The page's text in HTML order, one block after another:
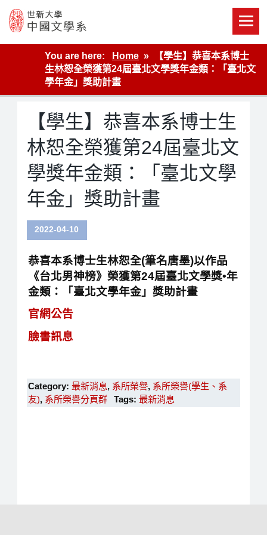
content
世新大學教學單位的網站
You are here:
Home
【學生】恭喜本系博士
生林恕全榮獲第24屆臺北文學獎年金類：「臺北文
學年金」獎助計畫
【學生】恭喜本系博士生
林恕全榮獲第24屆臺北文
學獎年金類：「臺北文學
年金」獎助計畫
2022-04-10
恭喜本系博士生林恕全(筆名唐墨)以作品
《台北男神榜》榮獲第24屆臺北文學獎•年
金類：「臺北文學年金」獎助計畫
官網公告
臉書訊息
Category: 最新消息, 系所榮譽, 系所榮譽(學生、系
友), 系所榮譽分頁群 Tags:最新消息